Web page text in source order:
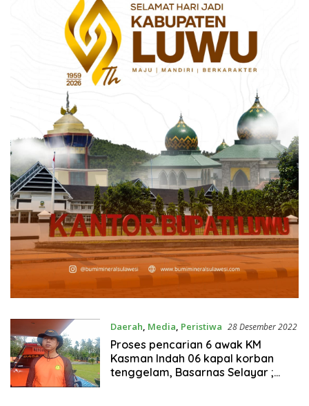
Daerah, Media, Peristiwa 28 Desember 2022
Proses pencarian 6 awak KM
Kasman Indah 06 kapal korban
tenggelam, Basarnas Selayar ;